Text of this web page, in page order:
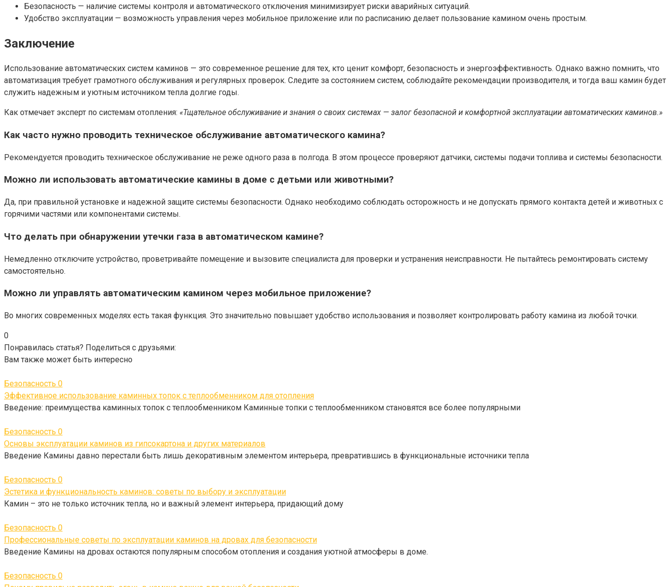
Безопасность — наличие системы контроля и автоматического отключения минимизирует риски аварийных ситуаций.
Удобство эксплуатации — возможность управления через мобильное приложение или по расписанию делает пользование камином очень простым.
Заключение
Использование автоматических систем каминов — это современное решение для тех, кто ценит комфорт, безопасность и энергоэффективность. Однако важно помнить, что
автоматизация требует грамотного обслуживания и регулярных проверок. Следите за состоянием систем, соблюдайте рекомендации производителя, и тогда ваш камин будет
служить надежным и уютным источником тепла долгие годы.
Как отмечает эксперт по системам отопления: «Тщательное обслуживание и знания о своих системах — залог безопасной и комфортной эксплуатации автоматических каминов.»
Как часто нужно проводить техническое обслуживание автоматического камина?
Рекомендуется проводить техническое обслуживание не реже одного раза в полгода. В этом процессе проверяют датчики, системы подачи топлива и системы безопасности.
Можно ли использовать автоматические камины в доме с детьми или животными?
Да, при правильной установке и надежной защите системы безопасности. Однако необходимо соблюдать осторожность и не допускать прямого контакта детей и животных с
горячими частями или компонентами системы.
Что делать при обнаружении утечки газа в автоматическом камине?
Немедленно отключите устройство, проветривайте помещение и вызовите специалиста для проверки и устранения неисправности. Не пытайтесь ремонтировать систему
самостоятельно.
Можно ли управлять автоматическим камином через мобильное приложение?
Во многих современных моделях есть такая функция. Это значительно повышает удобство использования и позволяет контролировать работу камина из любой точки.
0
Понравилась статья? Поделиться с друзьями:
Вам также может быть интересно
Безопасность 0
Эффективное использование каминных топок с теплообменником для отопления
Введение: преимущества каминных топок с теплообменником Каминные топки с теплообменником становятся все более популярными
Безопасность 0
Основы эксплуатации каминов из гипсокартона и других материалов
Введение Камины давно перестали быть лишь декоративным элементом интерьера, превратившись в функциональные источники тепла
Безопасность 0
Эстетика и функциональность каминов: советы по выбору и эксплуатации
Камин – это не только источник тепла, но и важный элемент интерьера, придающий дому
Безопасность 0
Профессиональные советы по эксплуатации каминов на дровах для безопасности
Введение Камины на дровах остаются популярным способом отопления и создания уютной атмосферы в доме.
Безопасность 0